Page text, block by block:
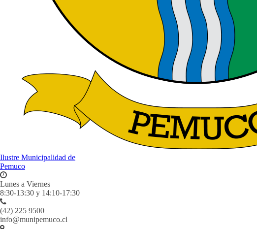
Ilustre Municipalidad de
Pemuco
Lunes a Viernes
8:30-13:30 y 14:10-17:30
(42) 225 9500
info@munipemuco.cl